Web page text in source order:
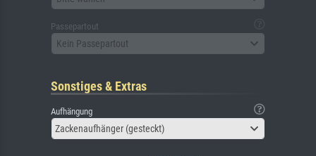
Passepartout
Kein Passepartout
Sonstiges & Extras
Aufhängung
Zackenaufhänger (gesteckt)